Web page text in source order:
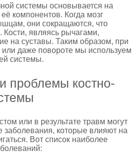
системы основывается на
компонентов. Когда мозг
они сокращаются, что
являясь рычагами,
на суставы. Таким образом, при
даже повороте мы используем
системы.
проблемы костно-
или в результате травм могут
заболевания, которые влияют на
Вот список наиболее